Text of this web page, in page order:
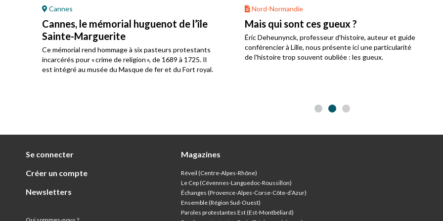
Cannes
Cannes, le mémorial huguenot de l’île
Sainte-Marguerite
Ce mémorial rend hommage à six pasteurs protestants
incarcérés pour « crime de religion », de 1689 à 1725. Il
est intégré au musée du Masque de fer et du Fort royal.
Nord-Normandie
Mais qui sont ces gueux ?
Éric Deheunynck, professeur d'histoire, auteur et guide
conférencier à Lille, nous présente ici une particularité
de l'histoire trop souvent oubliée : les gueux.
Se connecter
Créer un compte
Newsletters
Magazines
Réveil (Centre-Alpes-Rhône)
Le Cep (Cévennes-Languedoc-Roussillon)
Échanges (Provence-Alpes-Corse-Côte-d’Azur)
Ensemble (Région Sud-Ouest)
Paroles protestantes Est (Est-Montbéliard)